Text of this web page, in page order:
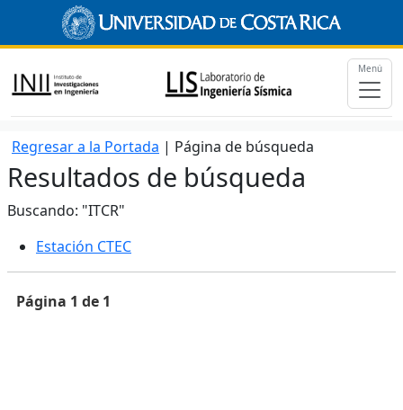
Menú
Regresar a la Portada | Página de búsqueda
Resultados de búsqueda
Buscando: "ITCR"
Estación CTEC
Página 1 de 1